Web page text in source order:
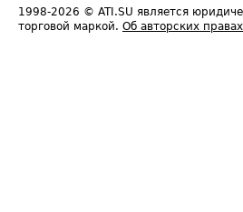
1998-2026 © ATI.SU является
торговой маркой. Об авторских правах